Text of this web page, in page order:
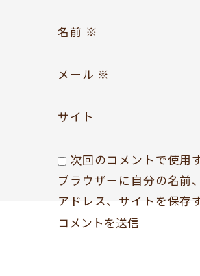
名前 ※
メール ※
サイト
次回のコメントで使用
ブラウザーに自分の名前
アドレス、サイトを保存